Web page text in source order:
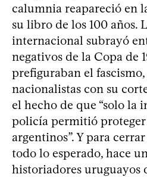
calumnia reapareció en
su libro de los 100 años.
internacional subrayó
negativos de la Copa de
prefiguraban el
nacionalistas con su
el hecho de que “solo la
policía permitió proteger
argentinos”. Y para
todo lo esperado, hace
historiadores uruguayos